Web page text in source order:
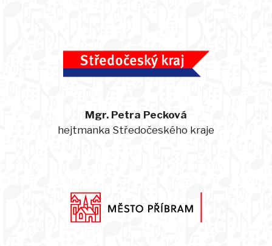
Mgr. Petra Pecková
hejtmanka Středočeského kraje